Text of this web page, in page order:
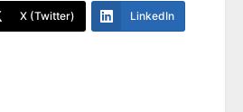
X (Twitter) LinkedIn